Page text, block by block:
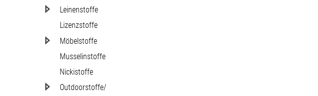
Leinenstoffe
Lizenzstoffe
Möbelstoffe
Musselinstoffe
Nickistoffe
Outdoorstoffe/